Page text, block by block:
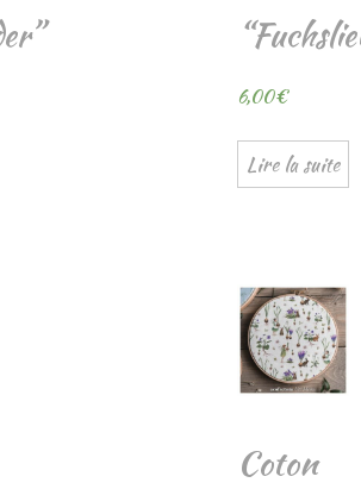
6,00€
Lire la suite
Coton